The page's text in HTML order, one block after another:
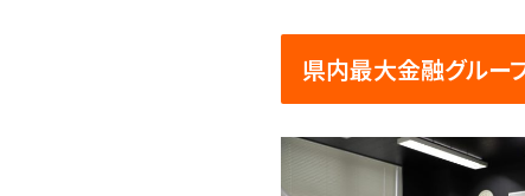
県内最大金融グルー